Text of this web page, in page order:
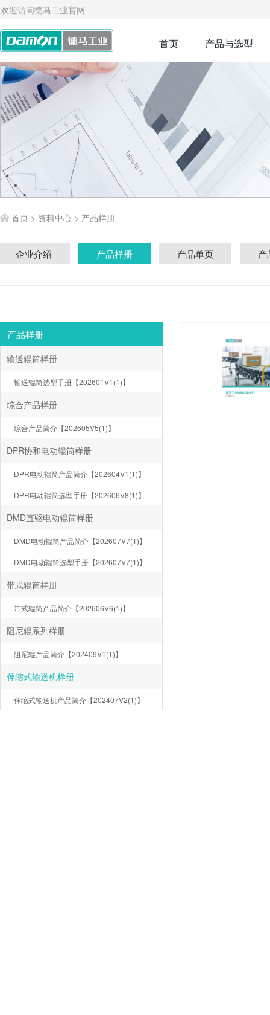
欢迎访问德马工业官网
首页 产品与选型
首页 > 资料中心 > 产品样册
企业介绍 产品样册 产品单页 产
产品样册
输送辊筒样册
输送辊筒选型手册【202601V1(1)】
综合产品样册
综合产品简介【202605V5(1)】
DPR协和电动辊筒样册
DPR电动辊筒产品简介【202604V1(1)】
DPR电动辊筒选型手册【202606V8(1)】
DMD直驱电动辊筒样册
DMD电动辊筒产品简介【202607V7(1)】
DMD电动辊筒选型手册【202607V7(1)】
带式辊筒样册
带式辊筒产品简介【202606V6(1)】
阻尼辊系列样册
阻尼辊产品简介【202409V1(1)】
伸缩式输送机样册
伸缩式输送机产品简介【202407V2(1)】